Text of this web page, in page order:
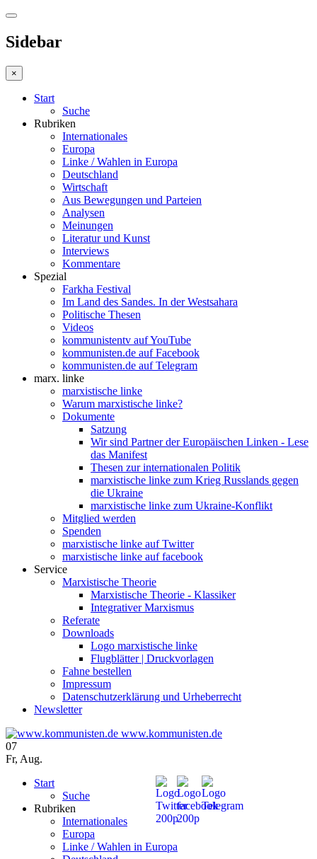
Sidebar
×
Start
Suche
Rubriken
Internationales
Europa
Linke / Wahlen in Europa
Deutschland
Wirtschaft
Aus Bewegungen und Parteien
Analysen
Meinungen
Literatur und Kunst
Interviews
Kommentare
Spezial
Farkha Festival
Im Land des Sandes. In der Westsahara
Politische Thesen
Videos
kommunistentv auf YouTube
kommunisten.de auf Facebook
kommunisten.de auf Telegram
marx. linke
marxistische linke
Warum marxistische linke?
Dokumente
Satzung
Wir sind Partner der Europäischen Linken - Lese
das Manifest
Thesen zur internationalen Politik
marxistische linke zum Krieg Russlands gegen
die Ukraine
marxistische linke zum Ukraine-Konflikt
Mitglied werden
Spenden
marxistische linke auf Twitter
marxistische linke auf facebook
Service
Marxistische Theorie
Marxistische Theorie - Klassiker
Integrativer Marxismus
Referate
Downloads
Logo marxistische linke
Flugblätter | Druckvorlagen
Fahne bestellen
Impressum
Datenschutzerklärung und Urheberrecht
Newsletter
www.kommunisten.de
07
Fr, Aug.
Start
Suche
Rubriken
Internationales
Europa
Linke / Wahlen in Europa